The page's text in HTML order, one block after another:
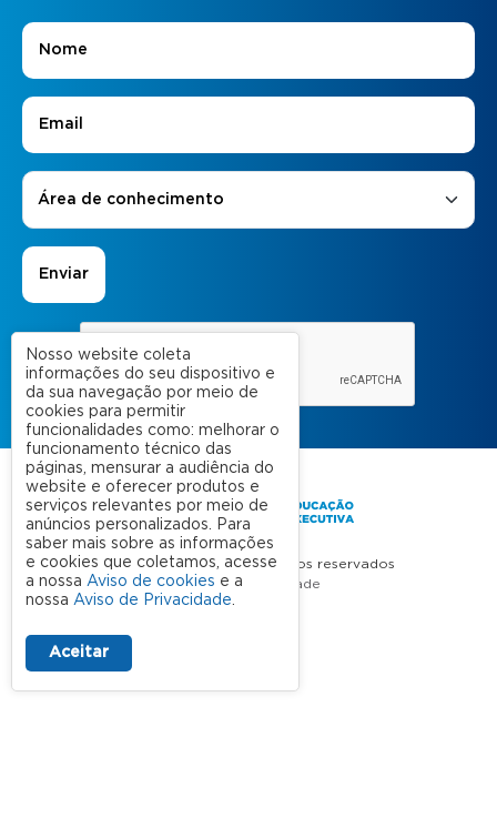
Nome
E-mail
Áreas de Interesse
Área de conhecimento
FGV 2023 © Todos os direitos reservados
Aviso de Privacidade
Termos de uso
Nosso website coleta
informações do seu dispositivo e
da sua navegação por meio de
cookies para permitir
funcionalidades como: melhorar o
funcionamento técnico das
páginas, mensurar a audiência do
website e oferecer produtos e
serviços relevantes por meio de
anúncios personalizados. Para
saber mais sobre as informações
e cookies que coletamos, acesse
a nossa Aviso de cookies e a
nossa Aviso de Privacidade.
Aceitar